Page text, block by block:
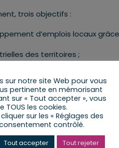
trois objectifs :
d’emplois locaux
des territoires ;
la transition
pilotes représentant 3M
(CTE) ainsi été signé avec la
a lancé en avril
le Gouvernement a retenu en
sur notre site Web pour vous
pertinente en mémorisant
sur « Tout accepter », vous
les cookies.
sur les « Réglages des
contrôlé.
Tout accepter Tout rejeter